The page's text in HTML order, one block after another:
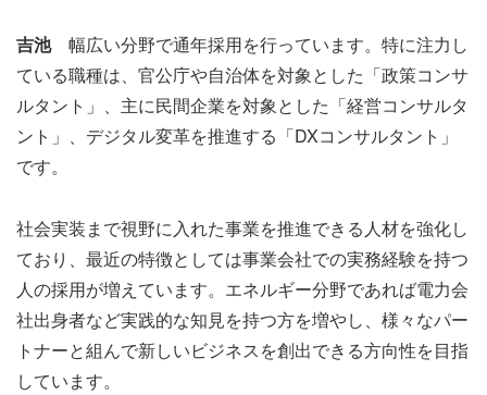
吉池幅広い分野で通年採用を行っています。特に注力し
ている職種は、官公庁や自治体を対象とした「政策コンサ
ルタント」、主に民間企業を対象とした「経営コンサルタ
ント」、デジタル変革を推進する「DXコンサルタント」
です。
社会実装まで視野に入れた事業を推進できる人材を強化し
ており、最近の特徴としては事業会社での実務経験を持つ
人の採用が増えています。エネルギー分野であれば電力会
社出身者など実践的な知見を持つ方を増やし、様々なパー
トナーと組んで新しいビジネスを創出できる方向性を目指
しています。